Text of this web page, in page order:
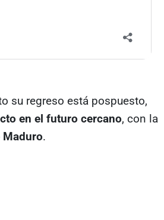
su regreso está pospuesto,
en el futuro cercano, con la
.